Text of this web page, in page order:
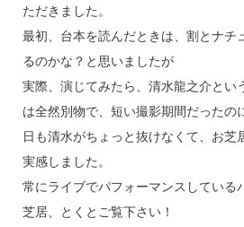
ただきました。
最初、台本を読んだときは、割とナチ
るのかな？と思いましたが
実際、演じてみたら、清水龍之介とい
は全然別物で、短い撮影期間だったの
日も清水がちょっと抜けなくて、お芝
実感しました。
常にライブでパフォーマンスしている
芝居、とくとご覧下さい！